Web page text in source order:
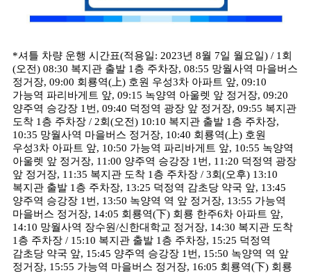
*셔틀 차량 운행 시간표(적용일: 2023년 8월 7일 월요일) / 1회
(오전) 08:30 복지관 출발 1층 주차장, 08:55 망월사역 마을버스
정거장, 09:00 회룡역(上) 호원 우성3차 아파트 앞, 09:10
가능역 파리바게트 앞, 09:15 녹양역 아울렛 앞 정거장, 09:20
양주역 승강장 1번, 09:40 덕정역 광장 앞 정거장, 09:55 복지관
도착 1층 주차장 / 2회(오전) 10:10 복지관 출발 1층 주차장,
10:35 망월사역 마을버스 정거장, 10:40 회룡역(上) 호원
우성3차 아파트 앞, 10:50 가능역 파리바게트 앞, 10:55 녹양역
아울렛 앞 정거장, 11:00 양주역 승강장 1번, 11:20 덕정역 광장
앞 정거장, 11:35 복지관 도착 1층 주차장 / 3회(오후) 13:10
복지관 출발 1층 주차장, 13:25 덕정역 감초당 약국 앞, 13:45
양주역 승강장 1번, 13:50 녹양역 역 앞 정거장, 13:55 가능역
마을버스 정거장, 14:05 회룡역(下) 회룡 한주6차 아파트 앞,
14:10 망월사역 장수원/신한대학교 정거장, 14:30 복지관 도착
1층 주차장 / 15:10 복지관 출발 1층 주차장, 15:25 덕정역
감초당 약국 앞, 15:45 양주역 승강장 1번, 15:50 녹양역 역 앞
정거장, 15:55 가능역 마을버스 정거장, 16:05 회룡역(下) 회룡